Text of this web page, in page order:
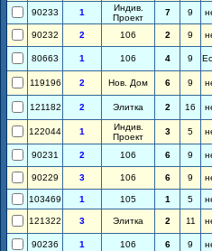
90233 1
Индив.
Проект
7 9
90232 2 106 2 9
80663 1 106 4 9
119196 2 Нов. Дом 6 9
121182 2 Элитка 2 16
122044 1
Индив.
Проект
3 5
90231 2 106 6 9
90229 3 106 6 9
103469 1 105 1 5
121322 3 Элитка 2 11
90236 1 106 6 9